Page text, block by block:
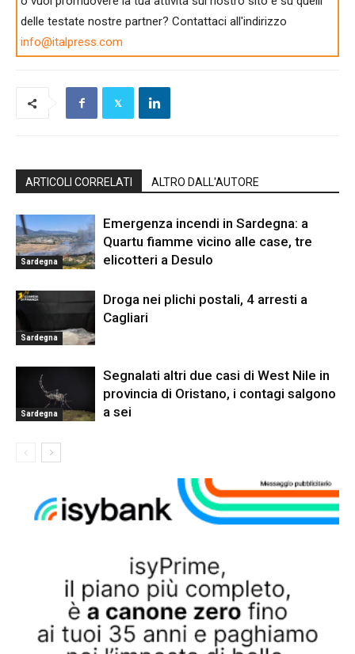
delle testate nostre partner? Contattaci all'indirizzo
info@italpress.com
ARTICOLI CORRELATI ALTRO DALL'AUTORE
Sardegna
Emergenza incendi in Sardegna: a
Quartu fiamme vicino alle case, tre
elicotteri a Desulo
Sardegna
Droga nei plichi postali, 4 arresti a
Cagliari
Sardegna
Segnalati altri due casi di West Nile in
provincia di Oristano, i contagi salgono
a sei